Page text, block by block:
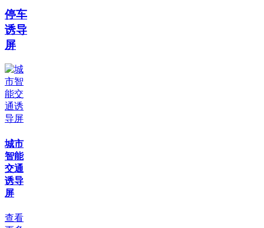
停车
诱导
屏
城市
智能
交通
诱导
屏
查看